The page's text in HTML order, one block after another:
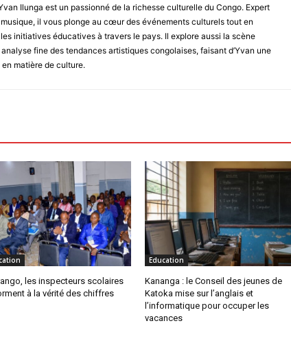
Ilunga est un passionné de la richesse culturelle du Congo. Expert
il vous plonge au cœur des événements culturels tout en
initiatives éducatives à travers le pays. Il explore aussi la scène
fine des tendances artistiques congolaises, faisant d’Yvan une
matière de culture.
les inspecteurs scolaires
à la vérité des chiffres
Education
Kananga : le Conseil des jeunes de
Katoka mise sur l’anglais et
l’informatique pour occuper les
vacances